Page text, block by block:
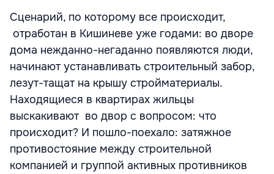
Сценарий, по которому все происходит,
отработан в Кишиневе уже годами: во дворе
дома нежданно-негаданно появляются люди,
начинают устанавливать строительный забор,
лезут-тащат на крышу стройматериалы.
Находящиеся в квартирах жильцы
выскакивают во двор с вопросом: что
происходит? И пошло-поехало: затяжное
противостояние между строительной
компанией и группой активных противников